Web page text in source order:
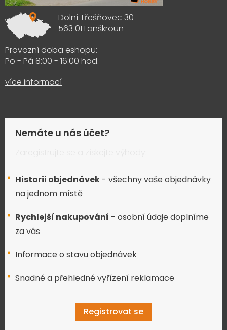
Dolní Třešňovec 30
563 01 Lanškroun
Provozní doba eshopu:
Po - Pá 8:00 - 16:00 hod.
více informací
Nemáte u nás účet?
Historii objednávek - všechny vaše objednávky
na jednom místě
Rychlejší nakupování - osobní údaje doplníme
za vás
Informace o stavu objednávek
Snadné a přehledné vyřízení reklamace
Registrovat se